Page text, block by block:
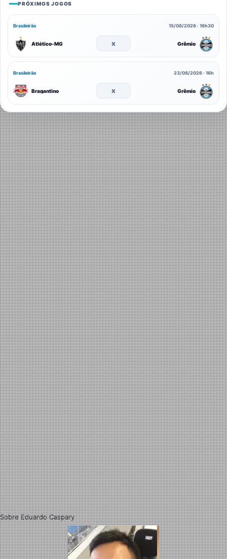
PRÓXIMOS JOGOS
Brasileirão 15/08/2026 · 16h30
Atlético-MG x Grêmio
Brasileirão 23/08/2026 · 16h
Bragantino x Grêmio
Sobre Eduardo Caspary